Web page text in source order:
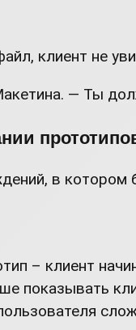
клиент не
— Ты
в
– клиент
показывать